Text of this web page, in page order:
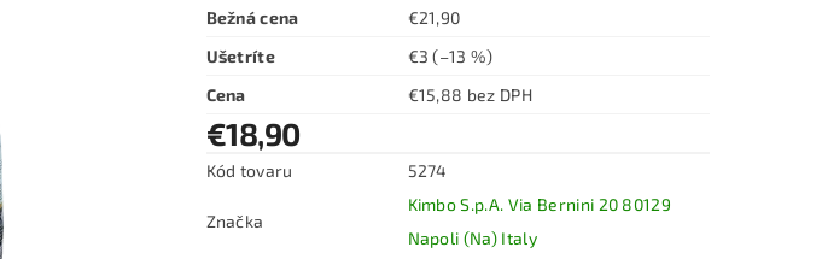
Bežná cena
€21,90
Ušetríte
€3(–13 %)
Cena
€15,88 bez DPH
€18,90
Kód tovaru 5274
Značka
Kimbo S.p.A. Via Bernini 20 80129
Napoli (Na) Italy